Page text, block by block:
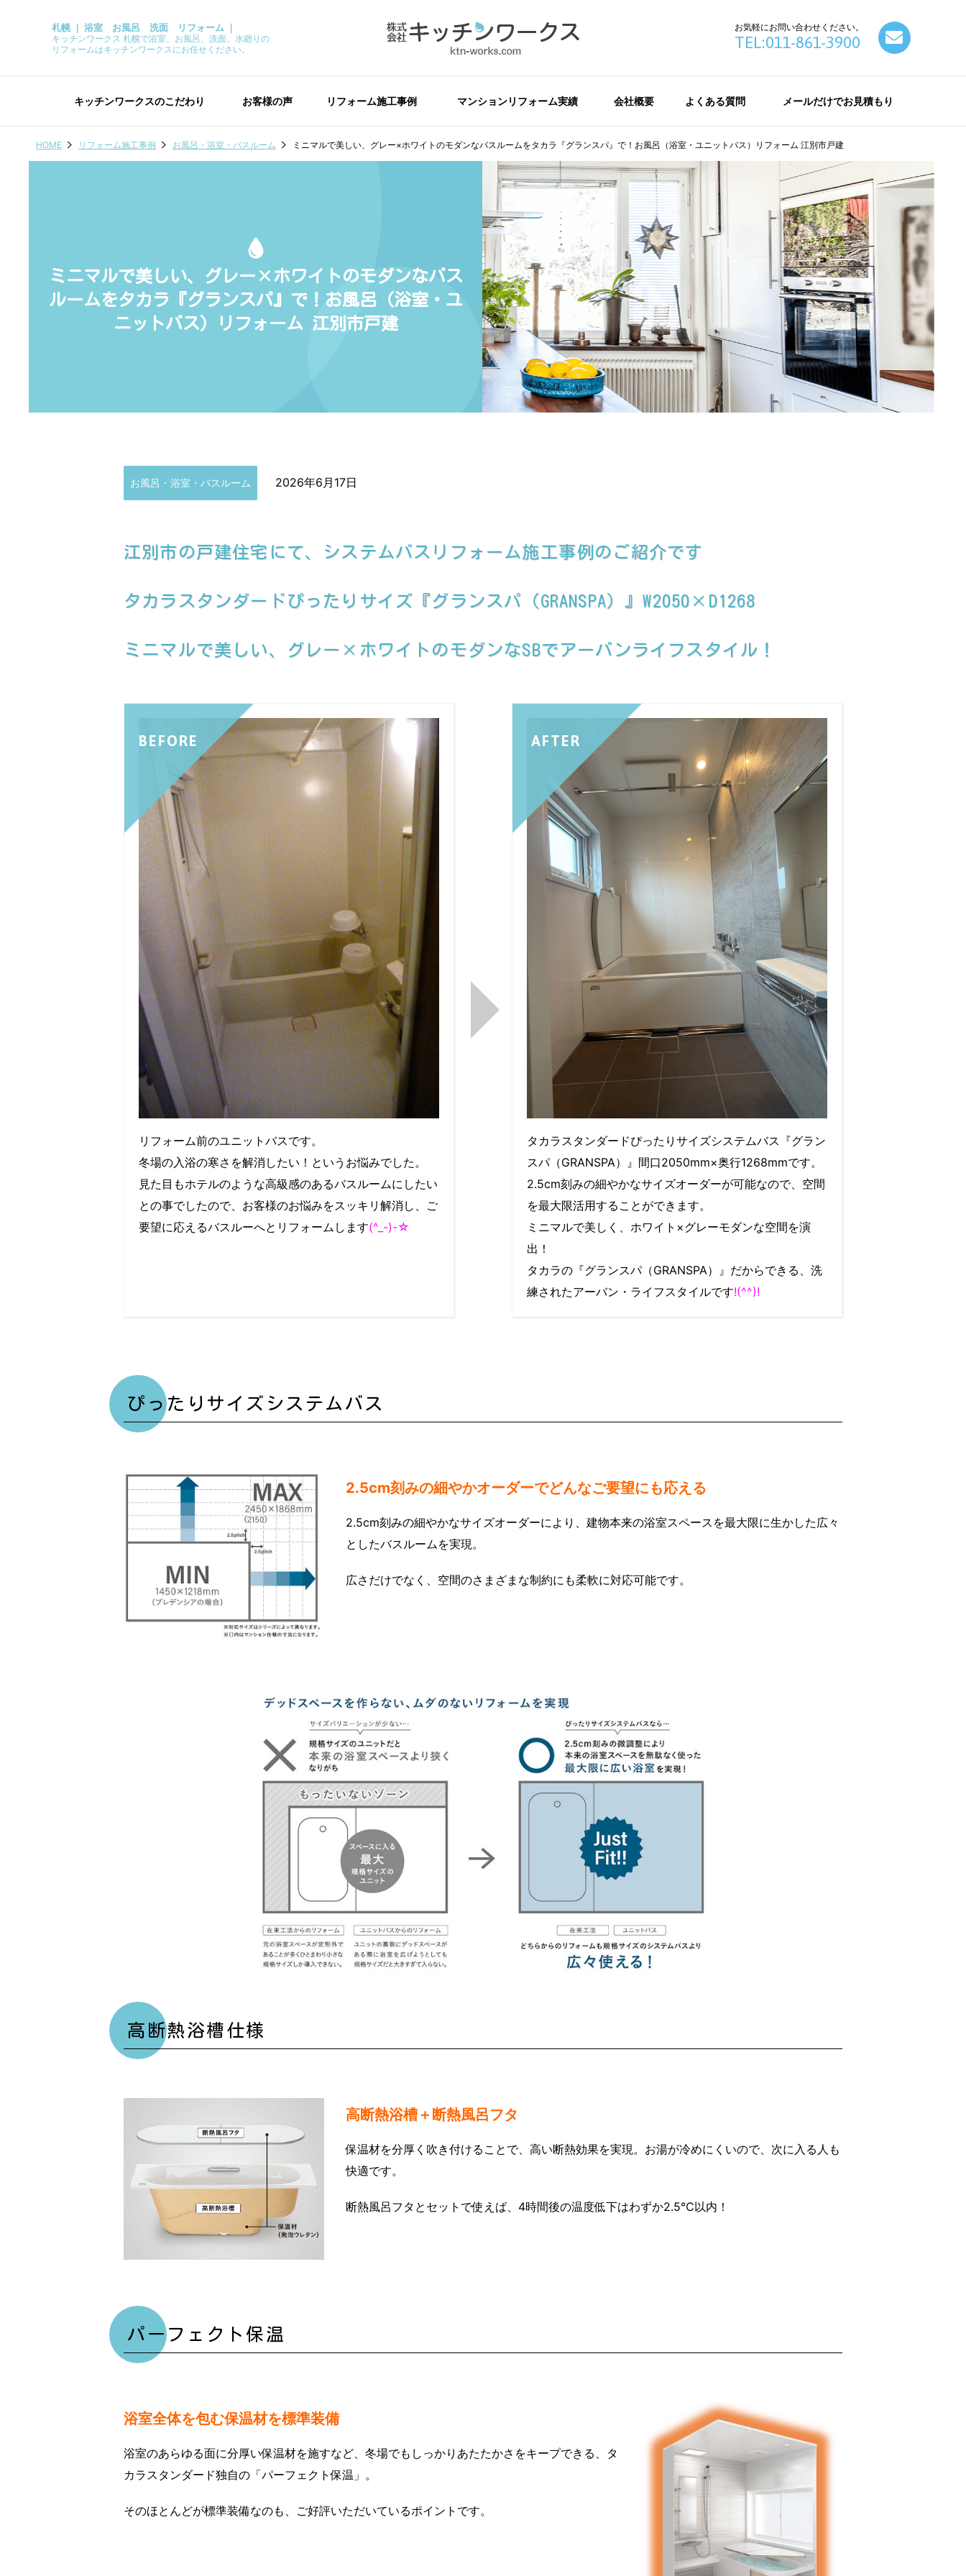
札幌 ｜ 浴室 お風呂 洗面 リフォーム ｜
キッチンワークス 札幌で浴室、お風呂、洗面、水廻りの
リフォームはキッチンワークスにお任せください。
お気軽にお問い合わせください。
TEL:011-861-3900
キッチンワークスのこだわり お客様の声 リフォーム施工事例 マンションリフォーム実績 会社概要 よくある質問 メールだけでお見積もり
HOME リフォーム施工事例 お風呂・浴室・バスルーム ミニマルで美しい、グレー×ホワイトのモダンなバスルームをタカラ『グランスパ』で！お風呂（浴室・ユニットバス）リフォーム 江別市戸建
ミニマルで美しい、グレー×ホワイトのモダンなバス
ルームをタカラ『グランスパ』で！お風呂（浴室・ユ
ニットバス）リフォーム 江別市戸建
お風呂・浴室・バスルーム 2026年6月17日
江別市の戸建住宅にて、システムバスリフォーム施工事例のご紹介です
タカラスタンダードぴったりサイズ『グランスパ（GRANSPA）』W2050×D1268
ミニマルで美しい、グレー×ホワイトのモダンなSBでアーバンライフスタイル！
BEFORE
リフォーム前のユニットバスです。
冬場の入浴の寒さを解消したい！というお悩みでした。
見た目もホテルのような高級感のあるバスルームにしたい
との事でしたので、お客様のお悩みをスッキリ解消し、ご
要望に応えるバスルーへとリフォームします(^_-)-☆
AFTER
タカラスタンダードぴったりサイズシステムバス『グラン
スパ（GRANSPA）』間口2050mm×奥行1268mmです。
2.5cm刻みの細やかなサイズオーダーが可能なので、空間
を最大限活用することができます。
ミニマルで美しく、ホワイト×グレーモダンな空間を演
出！
タカラの『グランスパ（GRANSPA）』だからできる、洗
練されたアーバン・ライフスタイルです!(^^)!
ぴったりサイズシステムバス
2.5cm刻みの細やかオーダーでどんなご要望にも応える
2.5cm刻みの細やかなサイズオーダーにより、建物本来の浴室スペースを最大限に生かした広々
としたバスルームを実現。
広さだけでなく、空間のさまざまな制約にも柔軟に対応可能です。
高断熱浴槽仕様
高断熱浴槽＋断熱風呂フタ
保温材を分厚く吹き付けることで、高い断熱効果を実現。お湯が冷めにくいので、次に入る人も
快適です。
断熱風呂フタとセットで使えば、4時間後の温度低下はわずか2.5℃以内！
パーフェクト保温
浴室全体を包む保温材を標準装備
浴室のあらゆる面に分厚い保温材を施すなど、冬場でもしっかりあたたかさをキープできる、タ
カラスタンダード独自の「パーフェクト保温」。
そのほとんどが標準装備なのも、ご好評いただいているポイントです。